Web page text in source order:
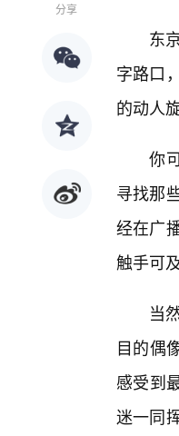
分享
东
字路口
的动人
你
寻找那
经在广
触手可
当
目的偶
感受到
迷一同